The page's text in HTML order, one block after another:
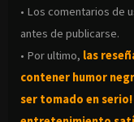
• Los comentarios de
antes de publicarse.
• Por ultimo, las
contener humor
ser tomado en